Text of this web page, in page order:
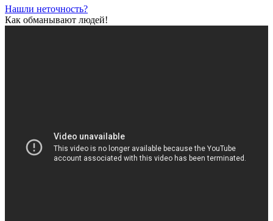
Нашли неточность?
Как обманывают людей!